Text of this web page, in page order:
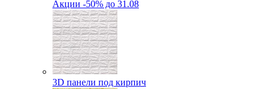
Акции -50% до 31.08
3D панели под кирпич